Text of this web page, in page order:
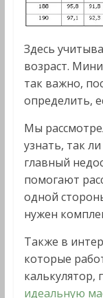
Здесь
возраст.
так важно,
определить,
Мы
узнать, так
главный
помогают
одной
нужен
Также в
которые
калькулятор,
идеальную